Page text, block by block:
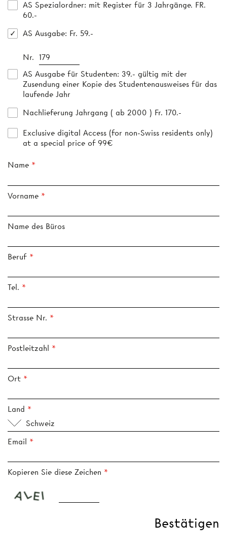
AS Spezialordner: mit Register für 3 Jahrgänge. FR.
60.-
AS Ausgabe: Fr. 59.-
Nr.
AS Ausgabe für Studenten: 39.- gültig mit der
Zusendung einer Kopie des Studentenausweises für das
laufende Jahr
Nachlieferung Jahrgang ( ab 2000 ) Fr. 170.-
Exclusive digital Access (for non-Swiss residents only)
at a special price of 99€
Name
Vorname
Name des Büros
Beruf
Tel.
Strasse Nr.
Postleitzahl
Ort
Land
Schweiz
Email
Kopieren Sie diese Zeichen